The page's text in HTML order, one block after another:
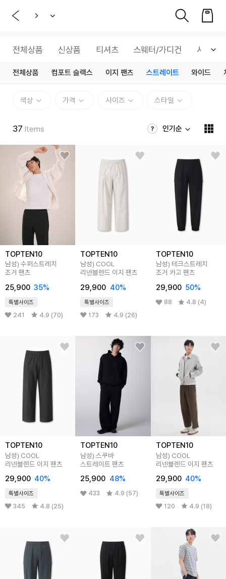
전체상품 신상품 티셔츠 스웨터/가디건 셔츠
전체상품 컴포트 슬랙스 이지 팬츠 스트레이트 와이드
색상 가격 사이즈 스타일
37 Items 인기순
TOPTEN10
남성) 수퍼스트레치
조거 팬츠
25,900 35%
특별사이즈
241 4.9 (70)
TOPTEN10
남성) COOL
리넨블렌드 이지 팬츠
29,900 40%
특별사이즈
173 4.9 (26)
TOPTEN10
남성) 테크스트레치
조거 카고 팬츠
29,900 50%
88 4.8 (4)
TOPTEN10
남성) COOL
리넨블렌드 이지 팬츠
29,900 40%
특별사이즈
345 4.8 (25)
TOPTEN10
남성) 스쿠바
스트레이트 팬츠
25,900 48%
433 4.9 (57)
TOPTEN10
남성) COOL
리넨블렌드 이지 팬츠
29,900 40%
특별사이즈
120 4.9 (18)